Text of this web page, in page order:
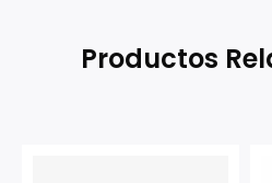
Productos